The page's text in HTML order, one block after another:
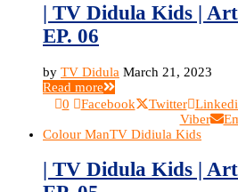
| TV Didula Kids |
EP. 06
by TV Didula March 21, 2023
Read more
0
Facebook Twitter
Viber
Colour ManTV Didiula Kids
| TV Didula Kids |